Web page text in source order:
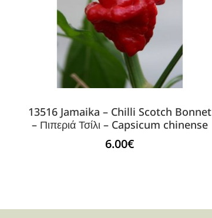
13516 Jamaika – Chilli Scotch Bonnet
– Πιπεριά Τσίλι – Capsicum chinense
6.00€